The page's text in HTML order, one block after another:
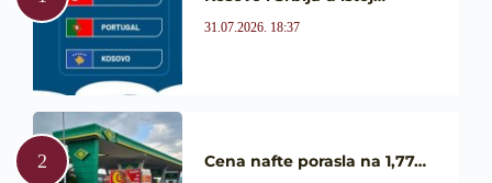
31.07.2026. 18:37
Cena nafte porasla na 1,77…